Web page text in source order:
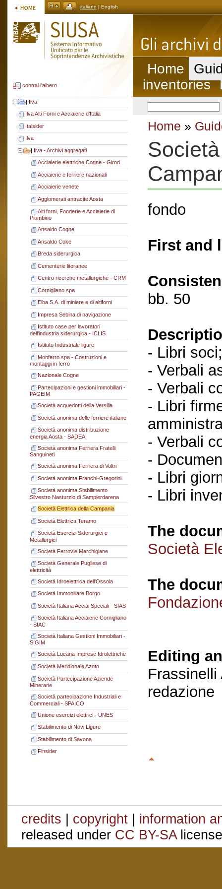
italiano | English
contrai l'albero
| Ilva
Ilva Alti Forni e Acciaierie d’Italia
Italsider
Ilva
| Ilva - Archivi aggregati
Acciaierie elettriche Cogne - Girod
Acciaierie e ferriere nazionali
Acciaierie venete
Agglomerati antracite Aosta
Alti forni, Fonderie e Acciaierie di
Piombino
Ansaldo Cogne
Ansaldo Coke
Breda siderurgica
Cementerie litoranee
Centro ricerche metallurgiche - CRM
Cornigliano spa
Elba S.A. di miniere e di altiforni
Impresa Sebina di navigazione
Istituto case per lavoratori
dell'industria siderurgica - ICLIS
Istituto Industriale ligure
Monferro spa - Costruzioni e
montaggi in ferro
Nazionale Cogne
Partecipazioni e gestioni immobiliari -
PAGEIM
Società acquedotti della Versilia
Società anonima delle ferriere italiane
Società anonima distribuzione
energia Aosta - SADEA
Società anonima Ferriera Fratelli
Sanguineti
Società anonima Ferriera di Voltri
Società anonima Franchi-Gregorini
Società anonima Stabilimento
Silvestro Nasturzio di Sampierdarena
Società Elettrica della Campania
Società Elettrica Teramo
Società Esercizi Siderurgici e
Metallurgici
Società Ferrovie Marchigiane
Società Generale Pugliese di
elettricità
Società Idroelettrica dell'Ossola
Società Immobiliare Borgo
Società Italiana Acciai Speciali - SIAS
Società Italiana Acciaierie Cornigliano
- SIAC
Società Italiana Gestioni Immobiliari -
SIGIM
Società Lucana Imprese Idrolettriche
Società Meridionale Azoto
Società Partecipazione Aziende
Minerarie
Società partecipazione Industriali e
Commerciali - SPAICO
Unione esercizi elettrici - UNES
Stabilimento di Novi Ligure
Stabilimento di Savona
Finsider
Home
inventories
Home »
fondo
First and
bb. 50
- Libri soci;
- Verbali
- Verbali
- Libri
- Verbali
-
- Libri
- Libri
The
Società
The
Editing
Frassinelli
redazione
credits | copyright | information
released under CC BY-SA